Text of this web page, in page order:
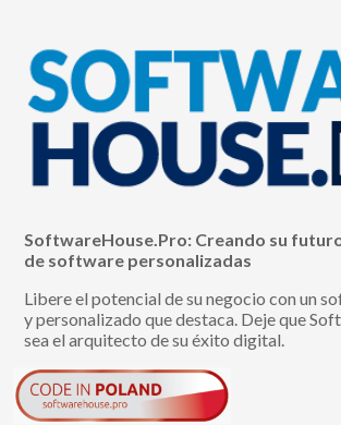
SoftwareHouse.Pro: Creando su
de software personalizadas
Libere el potencial de su negocio con un
y personalizado que destaca. Deje que
sea el arquitecto de su éxito digital.